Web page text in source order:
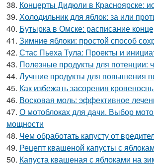
38. Концерты Дидюли в Красноярске:
39. Холодильник для яблок: за или
40. Бутырка в Омске: расписание
41. Зимние яблоки: простой способ
42. Стас Пьеха Тула: Проекты и
43. Полезные продукты для потенции:
44. Лучшие продукты для повышения
45. Как избежать засорения
46. Восковая моль: эффективное
47. О мотоблоках для дачи. Выбор
мощности
48. Чем обработать капусту от
49. Рецепт квашеной капусты с
50. Капуста квашеная с яблоками на